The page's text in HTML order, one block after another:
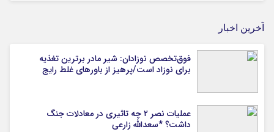
آخرین اخبار
فوق‌تخصص نوزادان: شیر مادر برترین تغذیه
برای نوزاد است/پرهیز از باورهای غلط رایج
عملیات نصر ۲ چه تاثیری در معادلات جنگ
داشت؟ *سعدالله زارعی